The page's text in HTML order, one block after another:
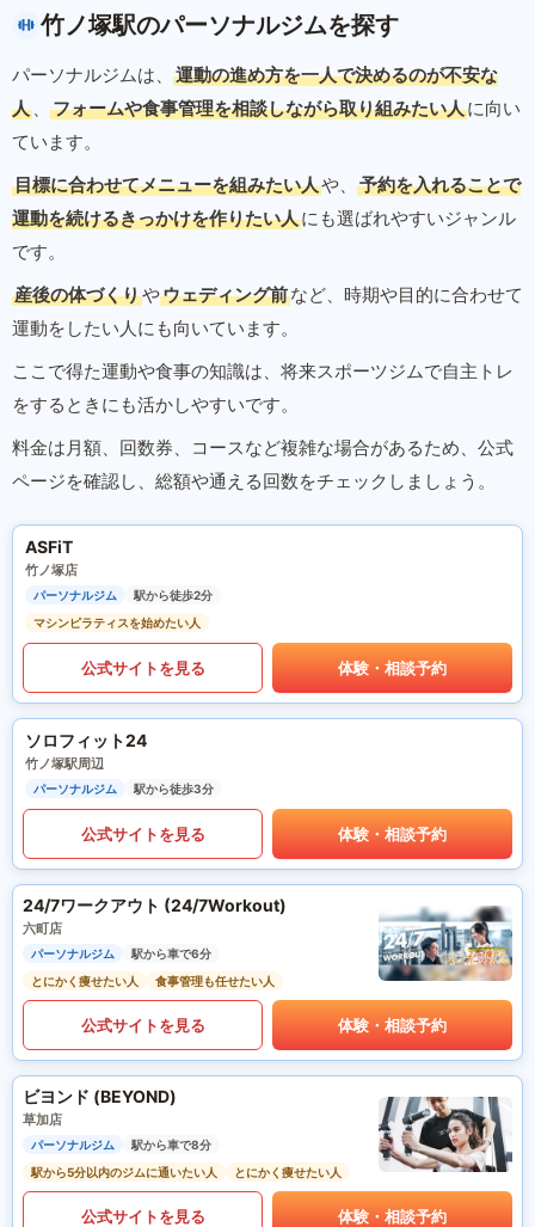
竹ノ塚駅のパーソナルジムを探す
パーソナルジムは、
運動の進め方を一人で決めるのが不安な
人 、 フォームや食事管理を相談しながら取り組みたい人に向い
ています。
目標に合わせてメニューを組みたい人や、
予約を入れることで
運動を続けるきっかけを作りたい人にも選ばれやすいジャンル
です。
産後の体づくりやウェディング前など、時期や目的に合わせて
運動をしたい人にも向いています。
ここで得た運動や食事の知識は、将来スポーツジムで自主トレ
をするときにも活かしやすいです。
料金は月額、回数券、コースなど複雑な場合があるため、公式
ページを確認し、総額や通える回数をチェックしましょう。
ASFiT
竹ノ塚店
パーソナルジム
駅から徒歩2分
マシンピラティスを始めたい人
公式サイトを見る 体験・相談予約
ソロフィット24
竹ノ塚駅周辺
パーソナルジム 駅から徒歩3分
公式サイトを見る 体験・相談予約
24/7ワークアウト (24/7Workout)
六町店
パーソナルジム
駅から車で6分
とにかく痩せたい人
食事管理も任せたい人
公式サイトを見る 体験・相談予約
ビヨンド (BEYOND)
草加店
パーソナルジム
駅から車で8分
駅から5分以内のジムに通いたい人
とにかく痩せたい人
公式サイトを見る 体験・相談予約